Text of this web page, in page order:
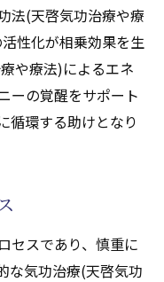
法(天啓気功治療や療
性化が相乗効果を生
や療法)によるエネ
ーの覚醒をサポート
循環する助けとなり
セスであり、慎重に
な気功治療(天啓気功